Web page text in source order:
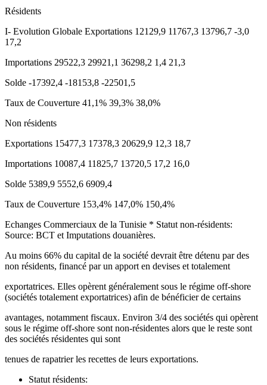
Résidents
I- Evolution Globale Exportations 12129,9 11767,3 13796,7 -3,0
17,2
Importations 29522,3 29921,1 36298,2 1,4 21,3
Solde -17392,4 -18153,8 -22501,5
Taux de Couverture 41,1% 39,3% 38,0%
Non résidents
Exportations 15477,3 17378,3 20629,9 12,3 18,7
Importations 10087,4 11825,7 13720,5 17,2 16,0
Solde 5389,9 5552,6 6909,4
Taux de Couverture 153,4% 147,0% 150,4%
Echanges Commerciaux de la Tunisie * Statut non-résidents:
Source: BCT et Imputations douanières.
Au moins 66% du capital de la société devrait être détenu par des
non résidents, financé par un apport en devises et totalement
exportatrices. Elles opèrent généralement sous le régime off-shore
(sociétés totalement exportatrices) afin de bénéficier de certains
avantages, notamment fiscaux. Environ 3/4 des sociétés qui opèrent
sous le régime off-shore sont non-résidentes alors que le reste sont
des sociétés résidentes qui sont
tenues de rapatrier les recettes de leurs exportations.
Statut résidents: